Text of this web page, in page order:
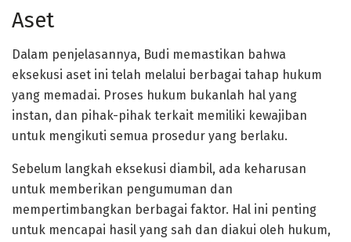
Aset
Dalam penjelasannya, Budi memastikan bahwa
eksekusi aset ini telah melalui berbagai tahap hukum
yang memadai. Proses hukum bukanlah hal yang
instan, dan pihak-pihak terkait memiliki kewajiban
untuk mengikuti semua prosedur yang berlaku.
Sebelum langkah eksekusi diambil, ada keharusan
untuk memberikan pengumuman dan
mempertimbangkan berbagai faktor. Hal ini penting
untuk mencapai hasil yang sah dan diakui oleh hukum,